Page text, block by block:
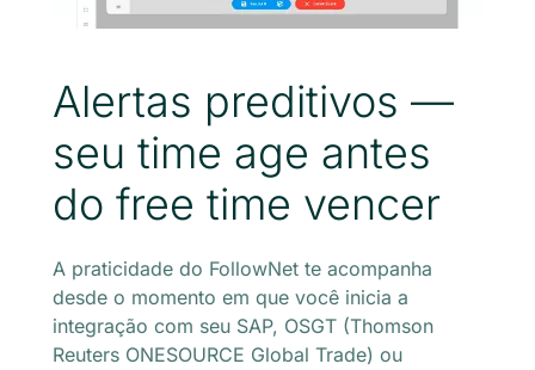
Alertas preditivos —
seu time age antes
do free time vencer
A praticidade do FollowNet te acompanha
desde o momento em que você inicia a
integração com seu SAP, OSGT (Thomson
Reuters ONESOURCE Global Trade) ou